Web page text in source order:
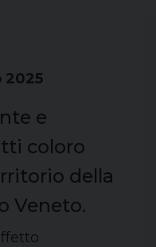
2025
e
coloro
della
Veneto.